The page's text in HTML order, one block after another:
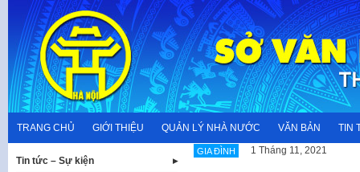
content
TRANG CHỦ GIỚI THIỆU QUẢN LÝ NHÀ NƯỚC VĂN BẢN TIN
GIA ĐÌNH 1 Tháng 11, 2021
Tin tức – Sự kiện